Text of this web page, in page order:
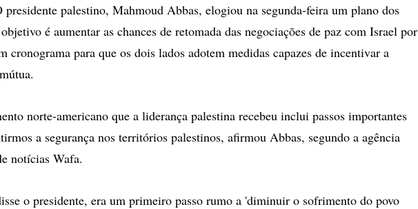
palestino, Mahmoud Abbas, elogiou na segunda-feira um plano dos
é aumentar as chances de retomada das negociações de paz com Israel por
cronograma para que os dois lados adotem medidas capazes de incentivar a
norte-americano que a liderança palestina recebeu inclui passos importantes
a segurança nos territórios palestinos, afirmou Abbas, segundo a agência
notícias Wafa.
o presidente, era um primeiro passo rumo a 'diminuir o sofrimento do povo